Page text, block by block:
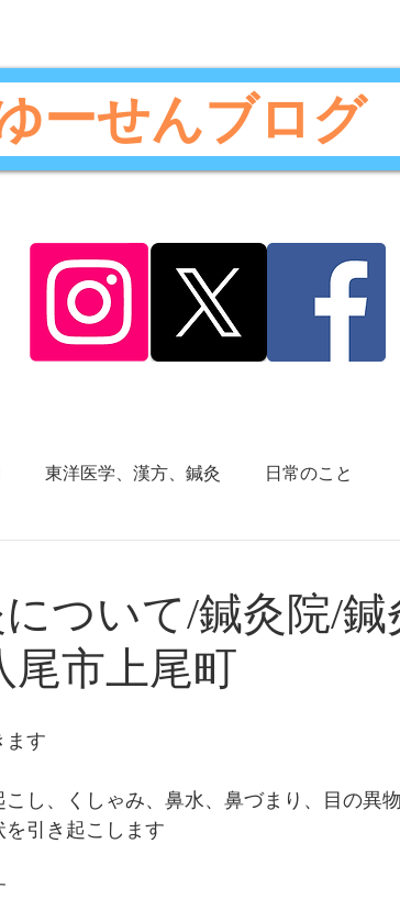
ーせんブログ
東洋医学、漢方、鍼灸 日常のこと
夜間尿 小児の症状
性鼻炎）
り 首痛、肩痛、腕痛、手指痛
ついて/鍼灸院/鍼
尾市上尾町
ます
し、くしゃみ、鼻水、鼻づまり、目の異物
引き起こします